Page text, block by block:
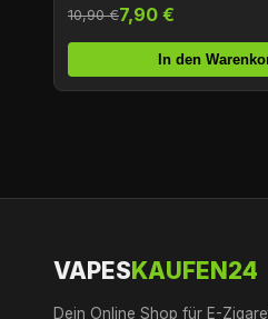
10,90 €7,90 €
In den
VAPES KAUFEN24
Dein Online Shop für E-